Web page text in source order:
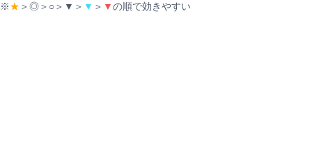
※ ★ ＞◎＞○＞▼＞ ▼ ＞ ▼ の順で効きやすい